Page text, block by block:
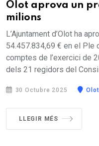
Olot aprova un
milions
L’Ajuntament d’Olot ha
54.457.834,69 € en el Ple
comptes de l’exercici de
dels 21 regidors del
30 Octubre 2025 Olot
LLEGIR MÉS